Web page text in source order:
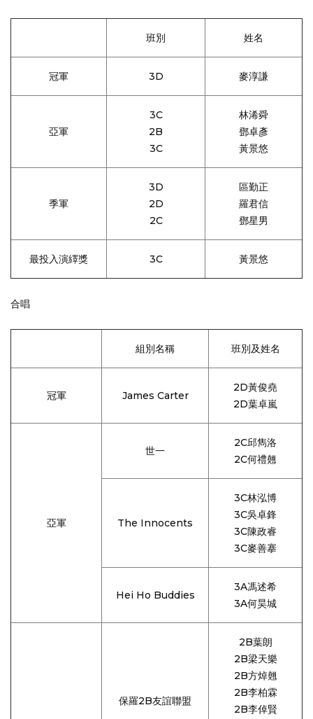
班別 姓名
冠軍 3D 麥淳謙
亞軍
3C
2B
3C
林浠舜
鄧卓彥
黃景悠
季軍
3D
2D
2C
區勤正
羅君信
鄧星男
最投入演繹獎 3C 黃景悠
合唱
組別名稱 班別及姓名
冠軍 James Carter
2D黃俊堯
2D葉卓嵐
亞軍
世一
2C邱雋洛
2C何禮翹
The Innocents
3C林泓博
3C吳卓鋒
3C陳政睿
3C麥善搴
Hei Ho Buddies
3A馮述希
3A何昊城
保羅2B友誼聯盟
2B葉朗
2B梁天樂
2B方焯翹
2B李柏霖
2B李倬賢